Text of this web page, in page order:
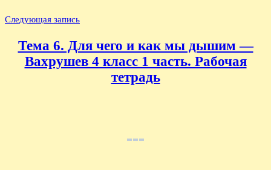
Следующая запись
Тема 6. Для чего и как мы дышим —
Вахрушев 4 класс 1 часть. Рабочая
тетрадь